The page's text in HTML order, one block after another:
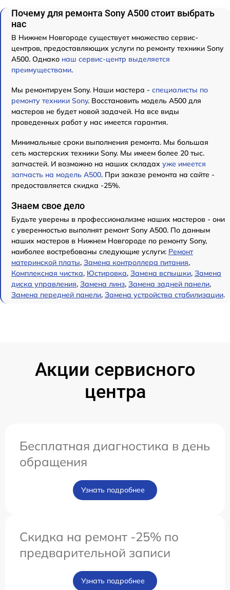
Почему для ремонта Sony A500 стоит выбрать
нас
В Нижнем Новгороде существует множество сервис-
центров, предоставляющих услуги по ремонту техники Sony
A500. Однако наш сервис-центр выделяется
преимуществами.
Мы ремонтируем Sony. Наши мастера - специалисты по
ремонту техники Sony. Восстановить модель A500 для
мастеров не будет новой задачей. На все виды
проведенных работ у нас имеется гарантия.
Минимальные сроки выполнения ремонта. Мы большая
сеть мастерских техники Sony. Мы имеем более 20 тыс.
запчастей. И возможно на наших складах уже имеется
запчасть на модель A500. При заказе ремонта на сайте -
предоставляется скидка -25%.
Знаем свое дело
Будьте уверены в профессионализме наших мастеров - они
с уверенностью выполнят ремонт Sony A500. По данным
наших мастеров в Нижнем Новгороде по ремонту Sony,
наиболее востребованы следующие услуги: Ремонт
материнской платы, Замена контроллера питания,
Комплексная чистка, Юстировка, Замена вспышки, Замена
диска управления, Замена линз, Замена задней панели,
Замена передней панели, Замена устройства стабилизации.
Акции сервисного
центра
Бесплатная диагностика в день
обращения
Узнать подробнее
Скидка на ремонт -25% по
предварительной записи
Узнать подробнее